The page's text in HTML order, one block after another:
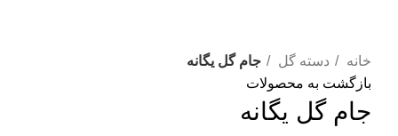
خانه
دسته گل
جام گل یگانه
بازگشت به محصولات
جام گل یگانه